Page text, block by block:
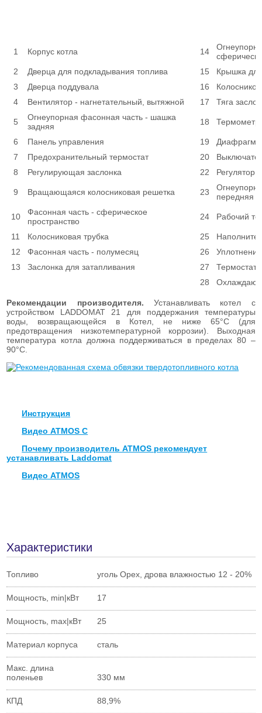
1 Корпус котла 14
2
Дверца для подкладывания топлива 15
Крышка
3
Дверца поддувала 16
4
Вентилятор - нагнетательный, вытяжной 17 Тяга
5
Огнеупорная фасонная часть - шашка
задняя
18 Термометр
6 Панель управления 19
Диафрагма
7
Предохранительный термостат 20
8
Регулирующая заслонка 22 Регулятор
9 Вращающаяся колосниковая решетка 23
передняя
10
Фасонная часть - сферическое
пространство
24 Рабочий
11 Колосниковая трубка 25
12
Фасонная часть - полумесяц 26
Уплотнение
13
Заслонка для затапливания 27
Термостат
28
Рекомендации производителя. Устанавливать котел с
устройством LADDOMAT 21 для поддержания температуры
воды, возвращающейся в Котел, не ниже 65°С (для
предотвращения низкотемпературной коррозии). Выходная
температура котла должна поддерживаться в пределах 80 –
90°С.
Инструкция
Видео ATMOS C
Почему производитель ATMOS рекомендует
устанавливать Laddomat
Видео ATMOS
Характеристики
Топливо уголь Орех, дрова влажностью 12 - 20%
Мощность, min|кВт 17
Мощность, max|кВт 25
Материал корпуса сталь
Макс. длина
поленьев
330 мм
КПД 88,9%